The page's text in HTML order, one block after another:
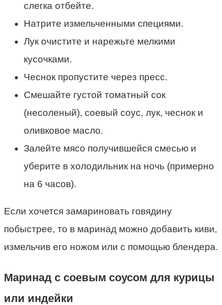
слегка отбейте.
Натрите измельченными специями.
Лук очистите и нарежьте мелкими
кусочками.
Чеснок пропустите через пресс.
Смешайте густой томатный сок
(несоленый), соевый соус, лук, чеснок и
оливковое масло.
Залейте мясо получившейся смесью и
уберите в холодильник на ночь (примерно
на 6 часов).
Если хочется замариновать говядину
побыстрее, то в маринад можно добавить киви,
измельчив его ножом или с помощью блендера.
Маринад с соевым соусом для курицы
или индейки